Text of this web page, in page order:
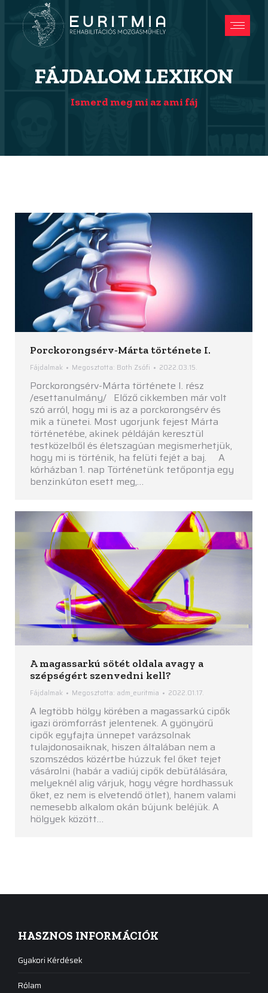
FÁJDALOM LEXIKON
Ismerd meg mi az ami fáj
Porckorongsérv-Márta története I.
Fájdalmak Megosztotta: Both Zsófi 2022.03.15.
Porckorongsérv-Márta története I. rész
/esettanulmány/ Előző cikkemben már volt
szó arról, hogy mi is az a porckorongsérv és
mik a tünetei. Most ugorjunk fejest Márta
történetébe, akinek példáján keresztül
testközelből és életszagúan megismerhetjük,
hogy mi is történik, ha felüti fejét a baj. A
kórházban 1. nap Történetünk tetőpontja egy
benzinkúton esett meg,…
A magassarkú sötét oldala avagy a
szépségért szenvedni kell?
Fájdalmak Megosztotta: adm_euritmia 2022.01.17.
A legtöbb hölgy körében a magassarkú cipők
igazi örömforrást jelentenek. A gyönyörű
cipők egyfajta ünnepet varázsolnak
tulajdonosaiknak, hiszen általában nem a
szomszédos közértbe húzzuk fel őket tejet
vásárolni (habár a vadiúj cipők debütálására,
melyeknél alig várjuk, hogy végre hordhassuk
őket, ez nem is elvetendő ötlet), hanem valami
nemesebb alkalom okán bújunk beléjük. A
hölgyek között…
HASZNOS INFORMÁCIÓK
Gyakori Kérdések
Rólam